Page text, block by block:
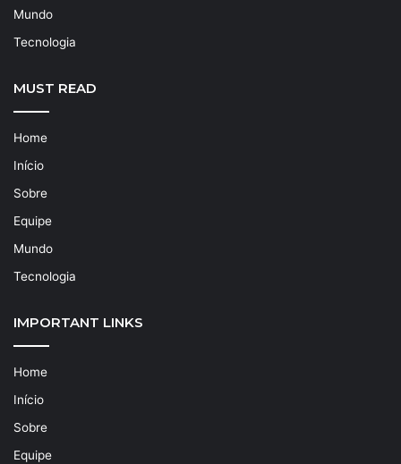
Mundo
Tecnologia
MUST READ
Home
Início
Sobre
Equipe
Mundo
Tecnologia
IMPORTANT LINKS
Home
Início
Sobre
Equipe